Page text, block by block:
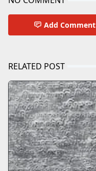
Add Comment
RELATED POST